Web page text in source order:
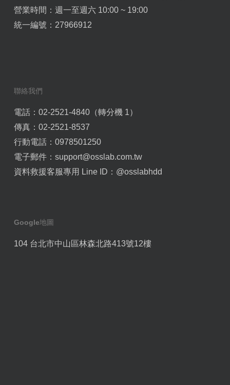
營業時間：週一至週六 10:00 ~ 19:00
統一編號：27966912
聯絡我們
電話：02-2521-4840（轉分機 1）
傳真：02-2521-8537
行動電話：0978501250
電子郵件： support@osslab.com.tw
資料救援客服專用 Line ID： @osslabhdd
Google地圖
104 台北市中山區林森北路413號12樓